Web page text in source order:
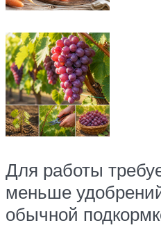
Для работы
меньше
обычной